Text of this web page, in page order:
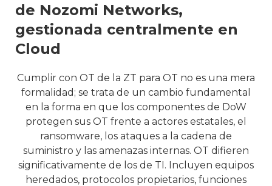
de Nozomi Networks,
gestionada centralmente en
Cloud
Cumplir con OT de la ZT para OT no es una mera
formalidad; se trata de un cambio fundamental
en la forma en que los componentes de DoW
protegen sus OT frente a actores estatales, el
ransomware, los ataques a la cadena de
suministro y las amenazas internas. OT difieren
significativamente de los de TI. Incluyen equipos
heredados, protocolos propietarios, funciones